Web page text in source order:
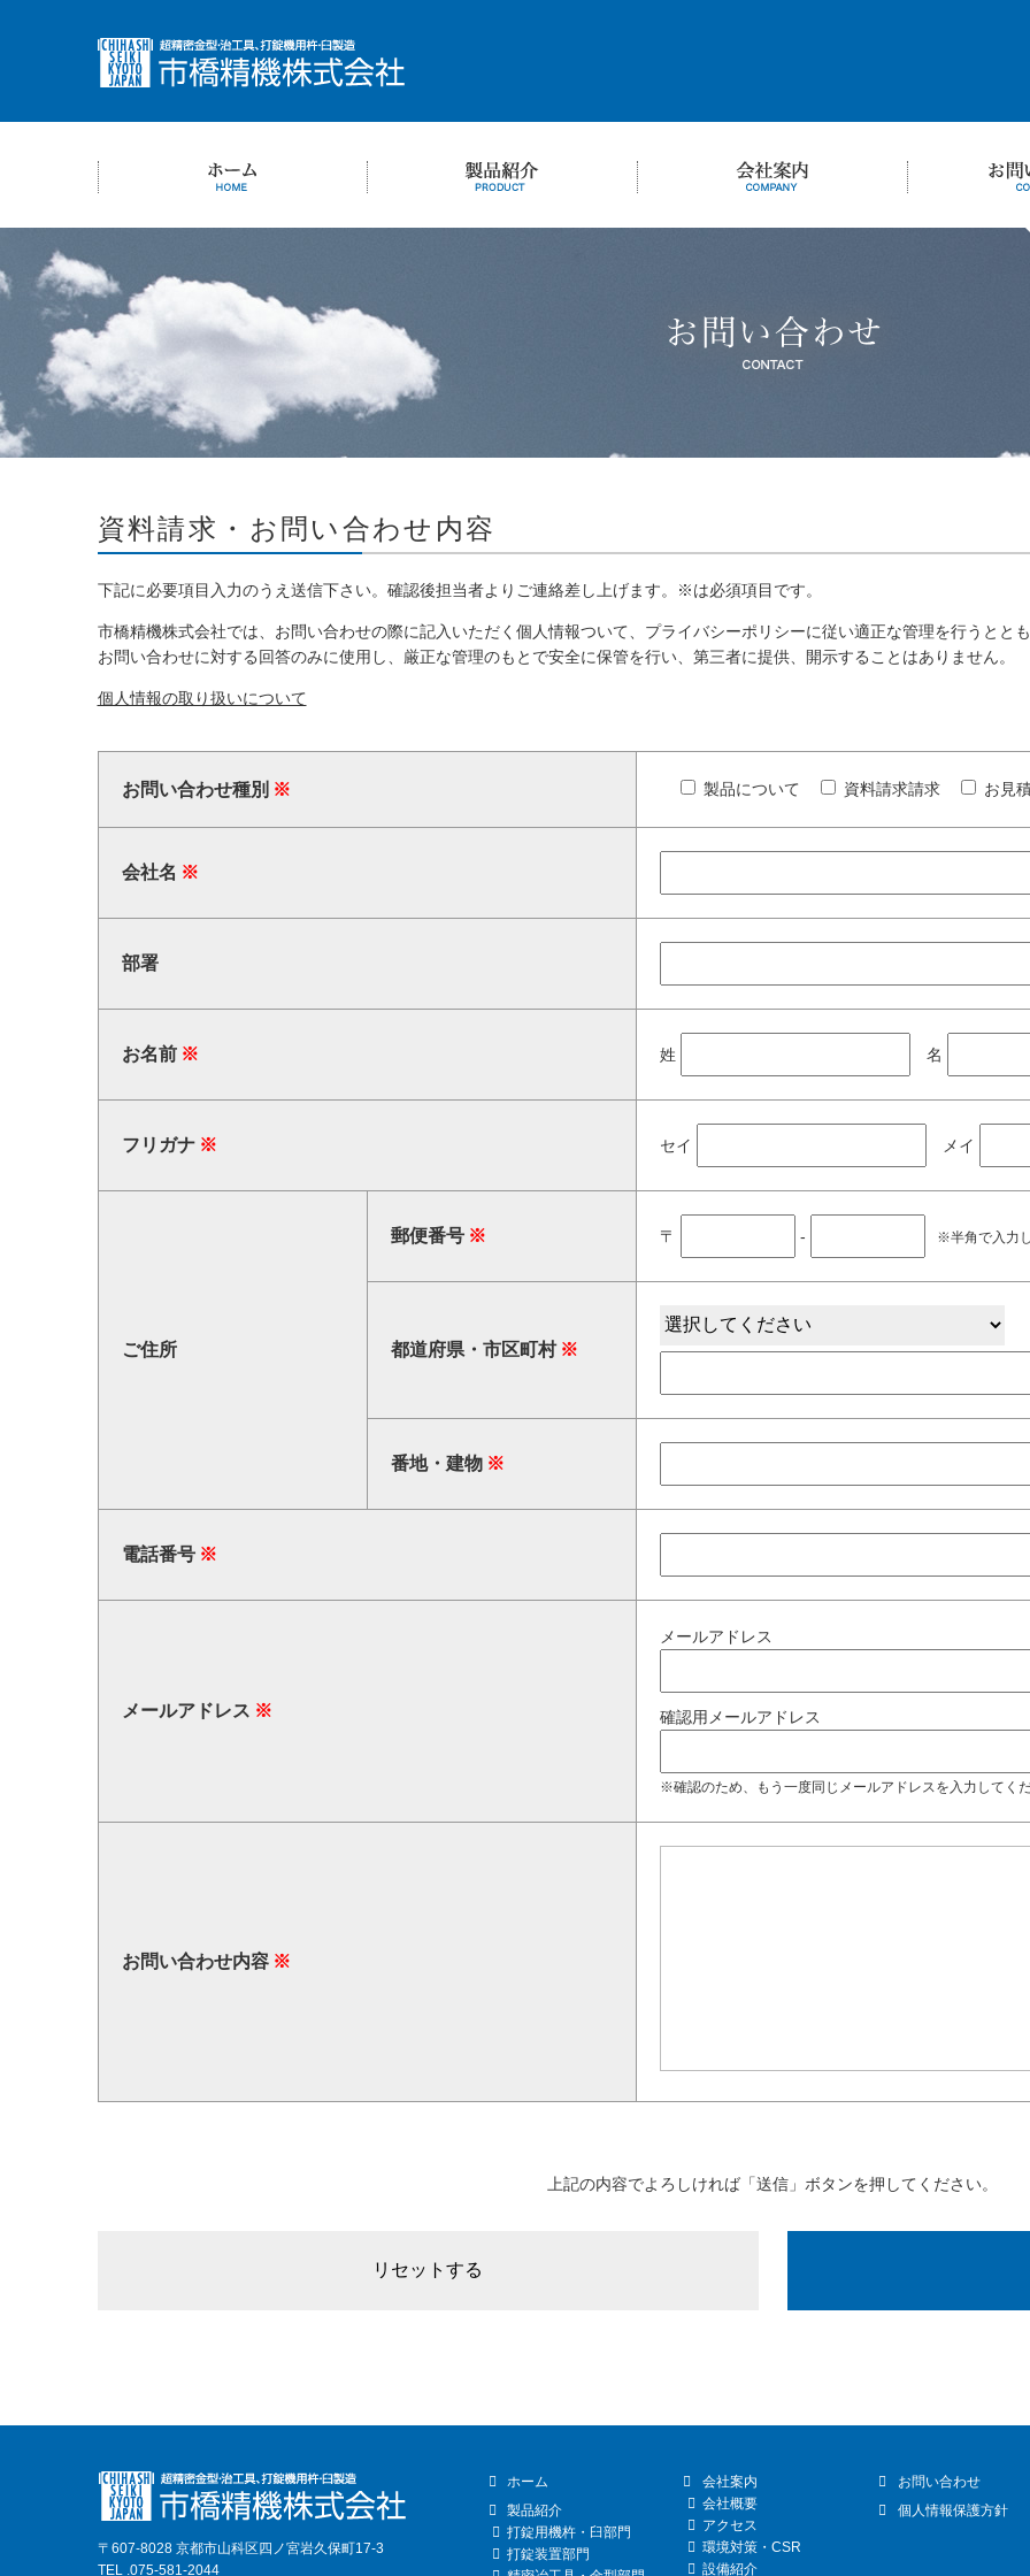
資料請求・お問い合わせ内容
下記に必要項目入力のうえ送信下さい。確認後担当者よりご連絡差し上げます。 ※は必須項目です。
市橋精機株式会社では、お問い合わせの際に記入いただく個人情報ついて、プライバシーポリシーに従い適正な管理を行うとと
お問い合わせに対する回答のみに使用し、厳正な管理のもとで安全に保管を行い、第三者に提供、開示することはありません。
個人情報の取り扱いについて
お問い合わせ種別 製品について 資料請求請求 お見
会社名
部署
お名前 姓 名
フリガナ セイ メイ
ご住所
郵便番号 〒 - ※半角で入力
都道府県・市区町村
番地・建物
電話番号
メールアドレス
メールアドレス
確認用メールアドレス
※確認のため、もう一度同じメールアドレスを入力してくだ
お問い合わせ内容
上記の内容でよろしければ「送信」ボタンを押してください。
リセットする
〒607-8028 京都市山科区四ノ宮岩久保町17-3
TEL .075-581-2044
ホーム
製品紹介
打錠用機杵・臼部門
打錠装置部門
会社案内
会社概要
アクセス
環境対策・CSR
設備紹介
お問い合わせ
個人情報保護方針